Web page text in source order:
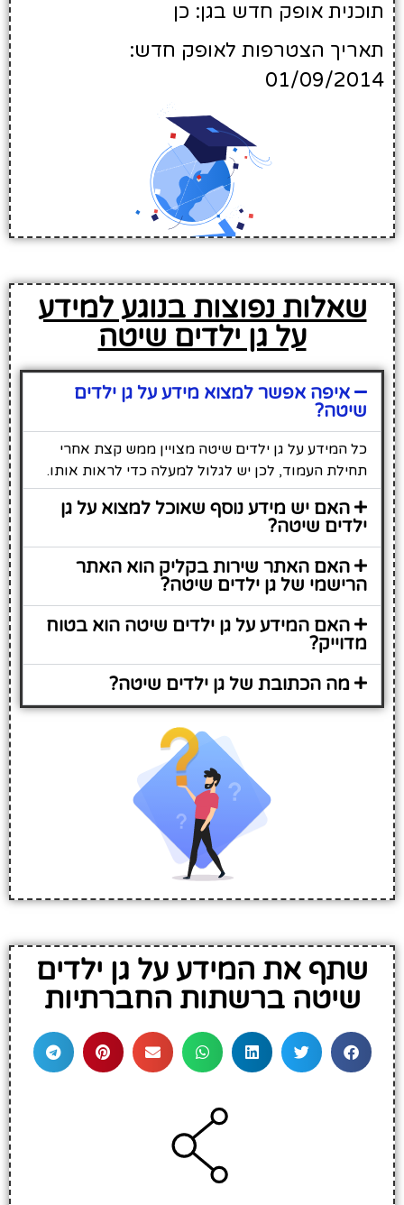
תוכנית אופק חדש בגן: כן
תאריך הצטרפות לאופק חדש:
01/09/2014
שאלות נפוצות בנוגע למידע
על גן ילדים שיטה
איפה אפשר למצוא מידע על גן ילדים
שיטה?
כל המידע על גן ילדים שיטה מצויין ממש קצת אחרי
תחילת העמוד, לכן יש לגלול למעלה כדי לראות אותו.
האם יש מידע נוסף שאוכל למצוא על גן
ילדים שיטה?
האם האתר שירות בקליק הוא האתר
הרישמי של גן ילדים שיטה?
האם המידע על גן ילדים שיטה הוא בטוח
מדוייק?
מה הכתובת של גן ילדים שיטה?
שתף את המידע על גן ילדים
שיטה ברשתות החברתיות